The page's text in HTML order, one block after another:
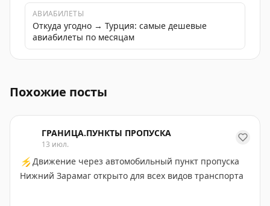
АВИАБИЛЕТЫ
Откуда угодно → Турция: самые дешевые
авиабилеты по месяцам
Похожие посты
ГРАНИЦА.ПУНКТЫ ПРОПУСКА
13 июл.
⚡ Движение через автомобильный пункт пропуска
Нижний Зарамаг открыто для всех видов транспорта